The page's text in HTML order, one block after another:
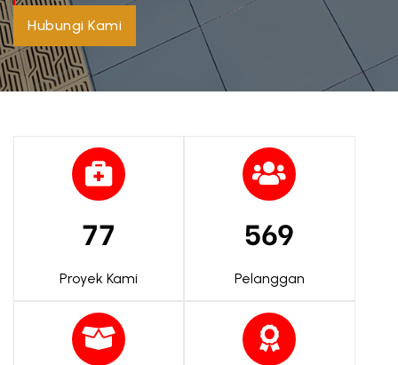
Hubungi Kami
77
Proyek Kami
569
Pelanggan